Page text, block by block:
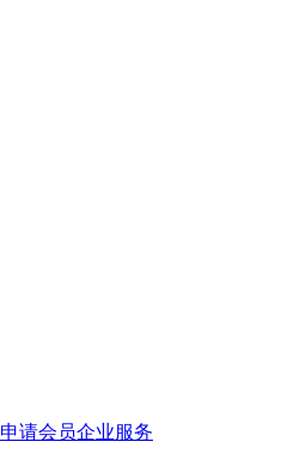
申请会员企业服务